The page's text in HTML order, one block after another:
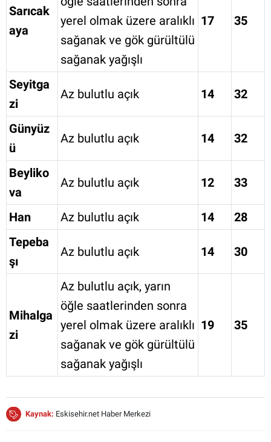
Sarıcak
aya
yerel olmak üzere aralıklı
sağanak ve gök gürültülü
sağanak yağışlı
17 35
Seyitga
zi
Az bulutlu açık 14 32
Günyüz
ü
Az bulutlu açık 14 32
Beyliko
va
Az bulutlu açık 12 33
Han Az bulutlu açık 14
28
Tepeba
şı
Az bulutlu açık 14 30
Mihalga
zi
Az bulutlu açık, yarın
öğle saatlerinden sonra
yerel olmak üzere aralıklı
sağanak ve gök gürültülü
sağanak yağışlı
19 35
Kaynak: Eskisehir.net Haber Merkezi